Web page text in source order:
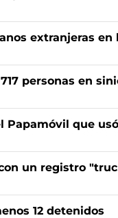
extranjeras en
personas en
Papamóvil que
un registro
12 detenidos